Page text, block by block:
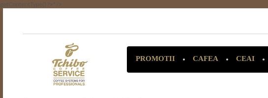
getContentType() ?>" />
PROMOTII CAFEA CEAI